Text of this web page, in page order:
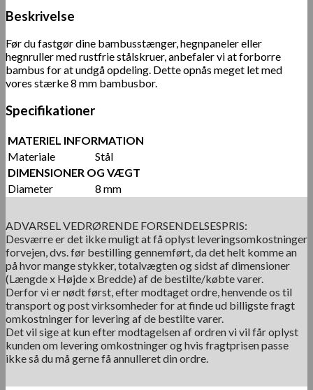
Beskrivelse
Før du fastgør dine bambusstænger, hegnpaneler eller
hegnruller med rustfrie stålskruer, anbefaler vi at forborre
bambus for at undgå opdeling. Dette opnås meget let med
vores stærke 8 mm bambusbor.
Specifikationer
MATERIEL INFORMATION
Materiale
Stål
DIMENSIONER OG VÆGT
Diameter
8 mm
ADVARSEL VEDRØRENDE FORSENDELSESPRIS:
Desværre er det ikke muligt at få oplyst leveringsomkostninger
forvejen, dvs. før bestilling gennemført, da det helt komme an
på hvor mange stykker, totalvægten og sidst af dimensioner
(Længde x Højde x Bredde) af de bestilte/købte varer.
Derfor vi er nødt først, efter modtaget ordre, henvende os til
transport og post virksomheder for at finde ud billigste fragt
omkostninger for levering af de bestilte varer.
Det vil sige at kun efter modtagelsen af ordren vi vil får oplyst
kunden om levering omkostninger og hvis fragtprisen passe
ikke så du må gerne få annulleret din ordre.